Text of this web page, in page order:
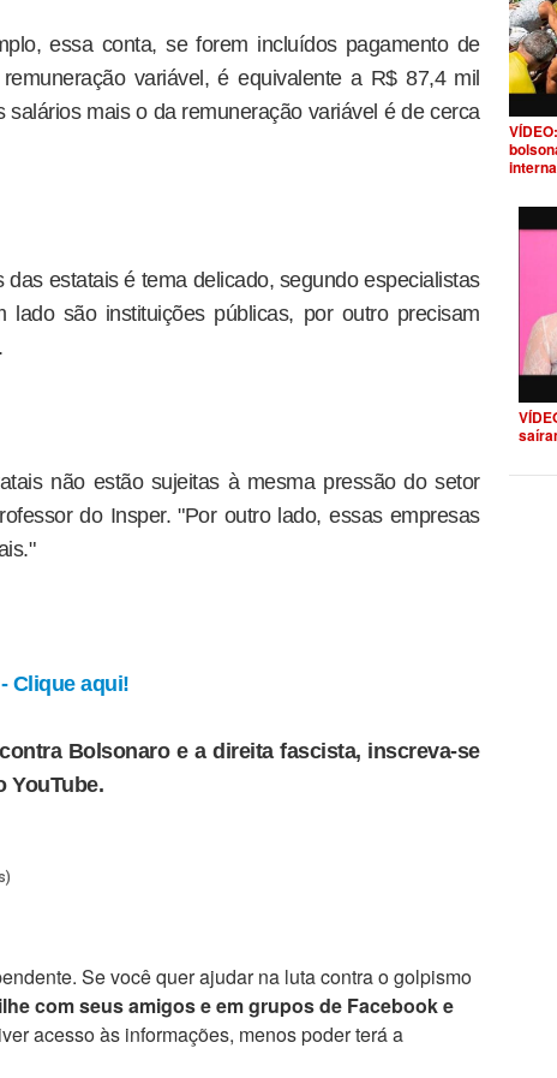
essa conta, se forem incluídos pagamento de
variável, é equivalente a R$ 87,4 mil
salários mais o da remuneração variável é de cerca
estatais é tema delicado, segundo especialistas
são instituições públicas, por outro precisam
não estão sujeitas à mesma pressão do setor
do Insper. "Por outro lado, essas empresas
Clique aqui!
Bolsonaro e a direita fascista, inscreva-se
YouTube.
Se você quer ajudar na luta contra o golpismo
com seus amigos e em grupos de Facebook e
acesso às informações, menos poder terá a
interna